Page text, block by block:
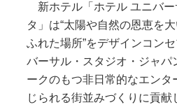
新ホテル「ホテル ユニバー
タ」は“太陽や自然の恩恵を
ふれた場所”をデザインコン
バーサル・スタジオ・ジャパ
ークのもつ非日常的なエンタ
じられる街並みづくりに貢献